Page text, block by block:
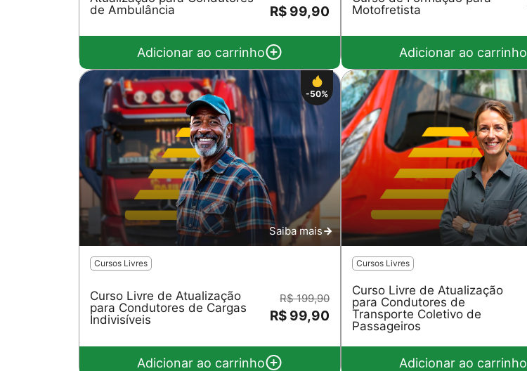
de Ambulância
R$ 99,90
Adicionar ao carrinho
Motofretista
Adicionar ao carrinho
-50%
Saiba mais
Cursos Livres
Curso Livre de Atualização
para Condutores de Cargas
Indivisíveis
R$ 199,90
R$ 99,90
Adicionar ao carrinho
Cursos Livres
Curso Livre de Atualização
para Condutores de
Transporte Coletivo de
Passageiros
Adicionar ao carrinho